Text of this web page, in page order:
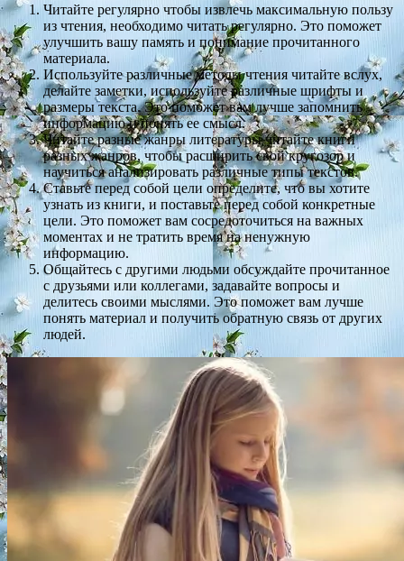
Читайте регулярно чтобы извлечь максимальную пользу
из чтения, необходимо читать регулярно. Это поможет
улучшить вашу память и понимание прочитанного
материала.
Используйте различные методы чтения читайте вслух,
делайте заметки, используйте различные шрифты и
размеры текста. Это поможет вам лучше запомнить
информацию и понять ее смысл.
Читайте разные жанры литературы читайте книги
разных жанров, чтобы расширить свой кругозор и
научиться анализировать различные типы текстов.
Ставьте перед собой цели определите, что вы хотите
узнать из книги, и поставьте перед собой конкретные
цели. Это поможет вам сосредоточиться на важных
моментах и не тратить время на ненужную
информацию.
Общайтесь с другими людьми обсуждайте прочитанное
с друзьями или коллегами, задавайте вопросы и
делитесь своими мыслями. Это поможет вам лучше
понять материал и получить обратную связь от других
людей.